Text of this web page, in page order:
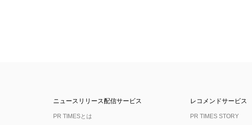
ニュースリリース配信サービス
PR TIMESとは
レコメンドサービス
PR TIMES STORY